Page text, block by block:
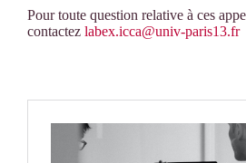
Pour toute question relative à ces
contactez labex.icca@univ-paris13.fr